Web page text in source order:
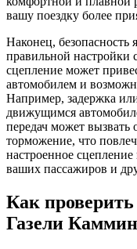
вашу поездку более
Наконец,
правильной настройки
сцепление может
автомобилем и
Например, задержка
движущимся
передач может вызвать
торможение, что
настроенное
ваших пассажиров и
Как
Газели